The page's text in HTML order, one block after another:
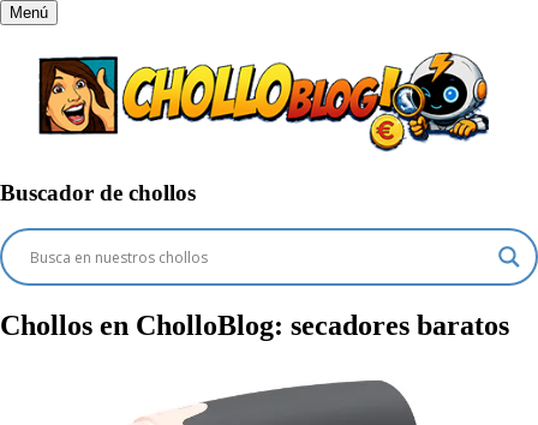
Menú
Buscador de chollos
Chollos en CholloBlog: secadores baratos